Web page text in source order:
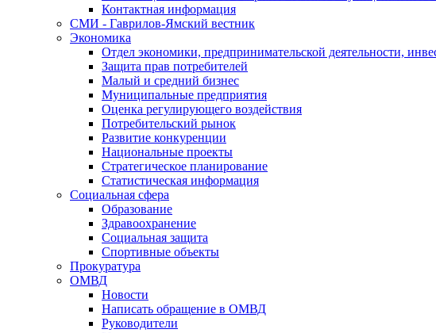
Контактная информация
СМИ - Гаврилов-Ямский вестник
Экономика
Отдел экономики, предпринимательской деятельности,
Защита прав потребителей
Малый и средний бизнес
Муниципальные предприятия
Оценка регулирующего воздействия
Потребительский рынок
Развитие конкуренции
Национальные проекты
Стратегическое планирование
Статистическая информация
Социальная сфера
Образование
Здравоохранение
Социальная защита
Спортивные объекты
Прокуратура
ОМВД
Новости
Написать обращение в ОМВД
Руководители